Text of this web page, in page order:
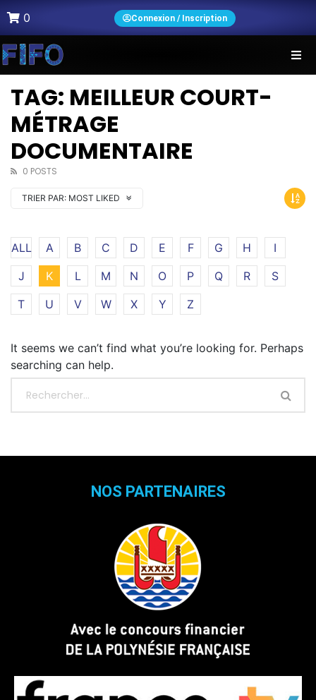
0 Connexion / Inscription
TAG: MEILLEUR COURT-
MÉTRAGE
DOCUMENTAIRE
0 POSTS
TRIER PAR: MOST LIKED
ALL A B C D E F G H
I
J
K L M N O P Q R
S
T
U V W X Y Z
It seems we can’t find what you’re looking for. Perhaps
searching can help.
NOS PARTENAIRES